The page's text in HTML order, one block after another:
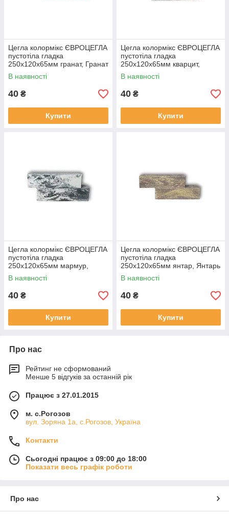
Цегла колормікс ЄВРОЦЕГЛА
пустотіла гладка
250х120х65мм гранат, Гранат
В наявності
40 ₴
Купити
Цегла колормікс ЄВРОЦЕГЛА
пустотіла гладка
250х120х65мм кварцит,
Кварцит
В наявності
40 ₴
Купити
Цегла колормікс ЄВРОЦЕГЛА
пустотіла гладка
250х120х65мм мармур,
Мрамр
В наявності
40 ₴
Купити
Цегла колормікс ЄВРОЦЕГЛА
пустотіла гладка
250х120х65мм янтар, Янтарь
В наявності
40 ₴
Купити
Про нас
Рейтинг не сформований
Менше 5 відгуків за останній рік
Працює з 27.01.2015
м. с.Рогозов
вул. Зоряна 1а, с.Рогозов, Україна
Контакти
Сьогодні працює з 09:00 до 18:00
Показати весь графік роботи
Про нас